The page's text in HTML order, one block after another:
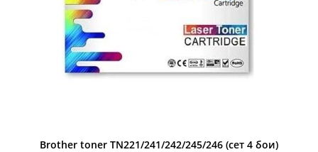
Brother toner TN221/241/242/245/246 (сет 4 бои)